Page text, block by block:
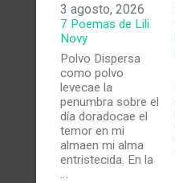
3 agosto, 2026
7 Poemas de Lili
Novy
Polvo Dispersa
como polvo
levecae la
penumbra sobre el
día doradocae el
temor en mi
almaen mi alma
entristecida. En la
…